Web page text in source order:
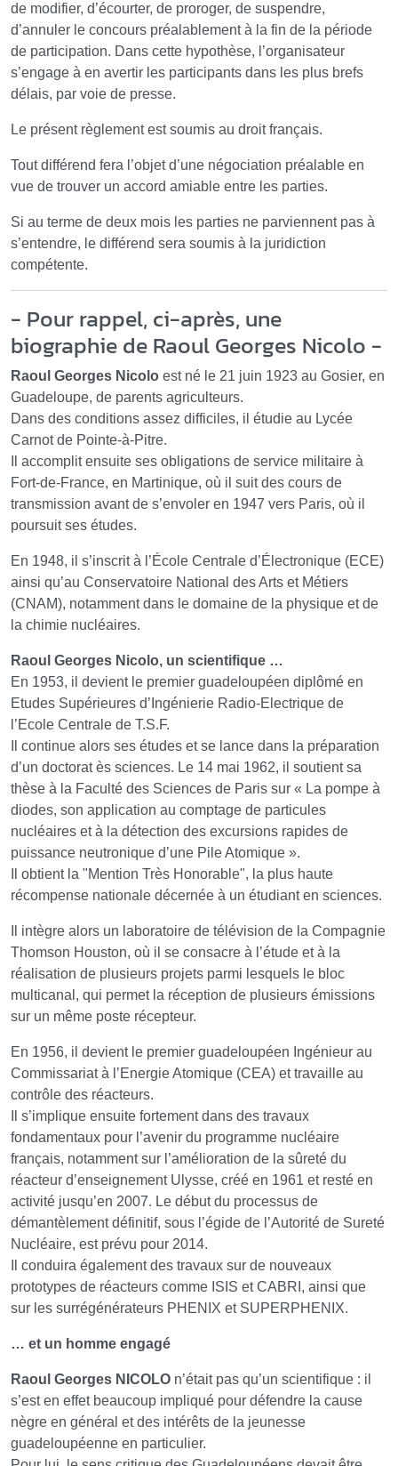
de modifier, d’écourter, de proroger, de suspendre,
d’annuler le concours préalablement à la fin de la période
de participation. Dans cette hypothèse, l’organisateur
s’engage à en avertir les participants dans les plus brefs
délais, par voie de presse.
Le présent règlement est soumis au droit français.
Tout différend fera l’objet d’une négociation préalable en
vue de trouver un accord amiable entre les parties.
Si au terme de deux mois les parties ne parviennent pas à
s’entendre, le différend sera soumis à la juridiction
compétente.
- Pour rappel, ci-après, une
biographie de Raoul Georges Nicolo -
Raoul Georges Nicolo est né le 21 juin 1923 au Gosier, en
Guadeloupe, de parents agriculteurs.
Dans des conditions assez difficiles, il étudie au Lycée
Carnot de Pointe-à-Pitre.
Il accomplit ensuite ses obligations de service militaire à
Fort-de-France, en Martinique, où il suit des cours de
transmission avant de s’envoler en 1947 vers Paris, où il
poursuit ses études.
En 1948, il s’inscrit à l’École Centrale d’Électronique (ECE)
ainsi qu’au Conservatoire National des Arts et Métiers
(CNAM), notamment dans le domaine de la physique et de
la chimie nucléaires.
Raoul Georges Nicolo, un scientifique …
En 1953, il devient le premier guadeloupéen diplômé en
Etudes Supérieures d’Ingénierie Radio-Electrique de
l’Ecole Centrale de T.S.F.
Il continue alors ses études et se lance dans la préparation
d’un doctorat ès sciences. Le 14 mai 1962, il soutient sa
thèse à la Faculté des Sciences de Paris sur « La pompe à
diodes, son application au comptage de particules
nucléaires et à la détection des excursions rapides de
puissance neutronique d’une Pile Atomique ».
Il obtient la "Mention Très Honorable", la plus haute
récompense nationale décernée à un étudiant en sciences.
Il intègre alors un laboratoire de télévision de la Compagnie
Thomson Houston, où il se consacre à l’étude et à la
réalisation de plusieurs projets parmi lesquels le bloc
multicanal, qui permet la réception de plusieurs émissions
sur un même poste récepteur.
En 1956, il devient le premier guadeloupéen Ingénieur au
Commissariat à l’Energie Atomique (CEA) et travaille au
contrôle des réacteurs.
Il s’implique ensuite fortement dans des travaux
fondamentaux pour l’avenir du programme nucléaire
français, notamment sur l’amélioration de la sûreté du
réacteur d’enseignement Ulysse, créé en 1961 et resté en
activité jusqu’en 2007. Le début du processus de
démantèlement définitif, sous l’égide de l’Autorité de Sureté
Nucléaire, est prévu pour 2014.
Il conduira également des travaux sur de nouveaux
prototypes de réacteurs comme ISIS et CABRI, ainsi que
sur les surrégénérateurs PHENIX et SUPERPHENIX.
… et un homme engagé
Raoul Georges NICOLO n’était pas qu’un scientifique : il
s’est en effet beaucoup impliqué pour défendre la cause
nègre en général et des intérêts de la jeunesse
guadeloupéenne en particulier.